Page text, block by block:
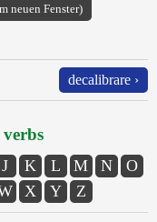
neuen Fenster)
decalibrare ›
J K L M N
O
X Y Z